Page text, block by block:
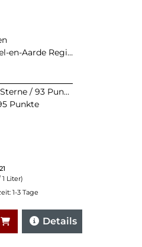
Südafrika - Hemel-en-Aarde Region
/ 93 Punkte
Punkte
Liter)
1-3 Tage
Details